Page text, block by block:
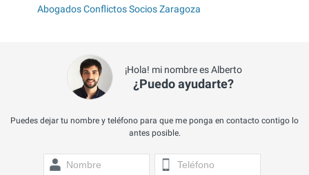
Abogados Conflictos Socios Zaragoza
¡Hola! mi nombre es Alberto
¿Puedo ayudarte?
Puedes dejar tu nombre y teléfono para que me ponga en contacto contigo lo
antes posible.